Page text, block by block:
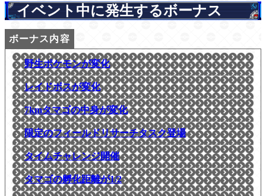
イベント中に発生するボーナス
野生ポケモンが変化
レイドボスが変化
7kmタマゴの中身が変化
限定のフィールドリサーチタスク登場
タイムチャレンジ開催
タマゴの孵化距離が1/2